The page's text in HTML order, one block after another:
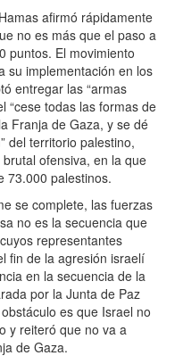
afirmó rápidamente
no es más que el paso a
puntos. El movimiento
su implementación en los
entregar las “armas
“cese todas las formas de
Franja de Gaza, y se dé
del territorio palestino,
ofensiva, en la que
73.000 palestinos.
se complete, las fuerzas
no es la secuencia que
representantes
fin de la agresión israelí
en la secuencia de la
por la Junta de Paz
es que Israel no
y reiteró que no va a
de Gaza.